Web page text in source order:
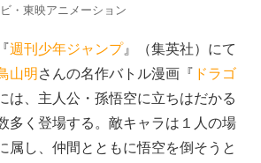
ビ・東映アニメーション
週刊少年ジャンプ』（集英社）にて
山明 さんの名作バトル漫画『 ドラゴ
は、主人公・孫悟空に立ちはだかる
多く登場する。敵キャラは１人の場
属し、仲間とともに悟空を倒そうと